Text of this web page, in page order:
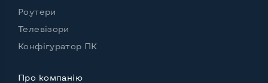
Роутери
Телевізори
Конфігуратор ПК
Про компанію